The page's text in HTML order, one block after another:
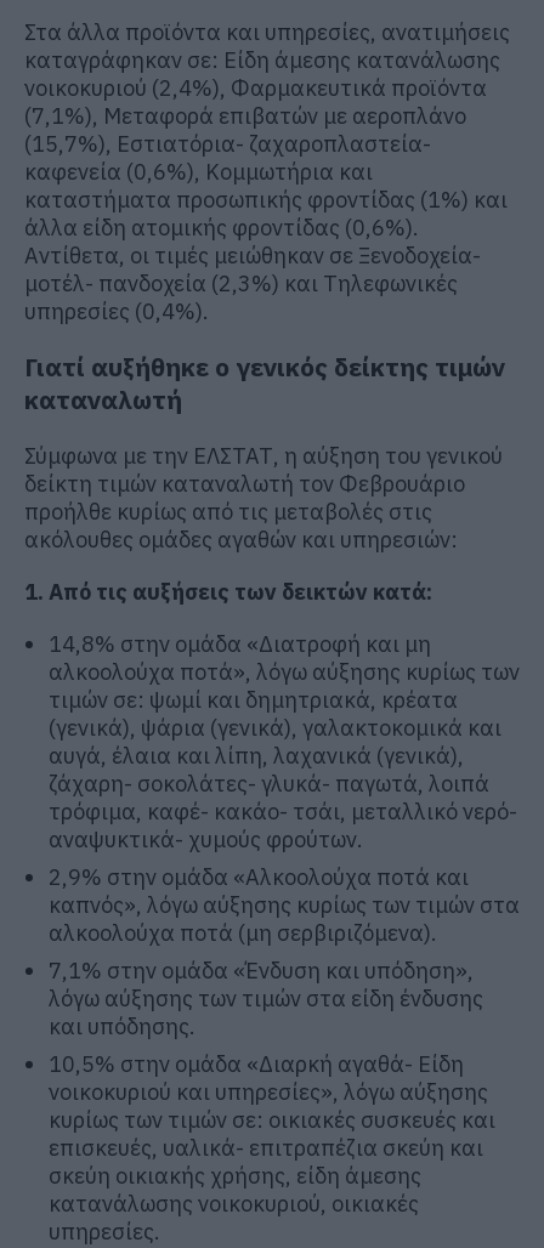
Στα άλλα προϊόντα και υπηρεσίες, ανατιμήσεις
καταγράφηκαν σε: Είδη άμεσης κατανάλωσης
νοικοκυριού (2,4%), Φαρμακευτικά προϊόντα
(7,1%), Μεταφορά επιβατών με αεροπλάνο
(15,7%), Εστιατόρια- ζαχαροπλαστεία-
καφενεία (0,6%), Κομμωτήρια και
καταστήματα προσωπικής φροντίδας (1%) και
άλλα είδη ατομικής φροντίδας (0,6%).
Αντίθετα, οι τιμές μειώθηκαν σε Ξενοδοχεία-
μοτέλ- πανδοχεία (2,3%) και Τηλεφωνικές
υπηρεσίες (0,4%).
Γιατί αυξήθηκε ο γενικός δείκτης τιμών
καταναλωτή
Σύμφωνα με την ΕΛΣΤΑΤ, η αύξηση του γενικού
δείκτη τιμών καταναλωτή τον Φεβρουάριο
προήλθε κυρίως από τις μεταβολές στις
ακόλουθες ομάδες αγαθών και υπηρεσιών:
1. Από τις αυξήσεις των δεικτών κατά:
14,8% στην ομάδα «Διατροφή και μη
αλκοολούχα ποτά», λόγω αύξησης κυρίως των
τιμών σε: ψωμί και δημητριακά, κρέατα
(γενικά), ψάρια (γενικά), γαλακτοκομικά και
αυγά, έλαια και λίπη, λαχανικά (γενικά),
ζάχαρη- σοκολάτες- γλυκά- παγωτά, λοιπά
τρόφιμα, καφέ- κακάο- τσάι, μεταλλικό νερό-
αναψυκτικά- χυμούς φρούτων.
2,9% στην ομάδα «Αλκοολούχα ποτά και
καπνός», λόγω αύξησης κυρίως των τιμών στα
αλκοολούχα ποτά (μη σερβιριζόμενα).
7,1% στην ομάδα «Ένδυση και υπόδηση»,
λόγω αύξησης των τιμών στα είδη ένδυσης
και υπόδησης.
10,5% στην ομάδα «Διαρκή αγαθά- Είδη
νοικοκυριού και υπηρεσίες», λόγω αύξησης
κυρίως των τιμών σε: οικιακές συσκευές και
επισκευές, υαλικά- επιτραπέζια σκεύη και
σκεύη οικιακής χρήσης, είδη άμεσης
κατανάλωσης νοικοκυριού, οικιακές
υπηρεσίες.